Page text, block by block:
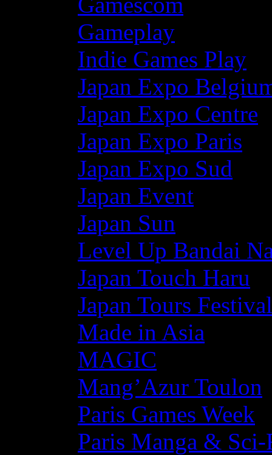
Gameplay
Indie Games Play
Japan Expo
Japan Expo Centre
Japan Expo Paris
Japan Expo Sud
Japan Event
Japan Sun
Level Up Bandai
Japan Touch Haru
Japan Tours Festival
Made in Asia
MAGIC
Mang’Azur Toulon
Paris Games Week
Paris Manga &